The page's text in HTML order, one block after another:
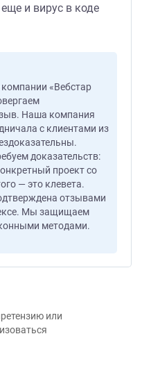
и вирус в коде
«Вебстар
Наша компания
с клиентами из
доказательств:
проект со
— это клевета.
отзывами
Мы защищаем
методами.
или